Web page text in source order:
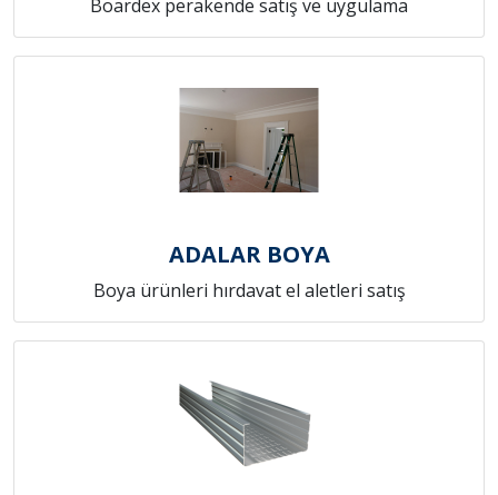
Boardex perakende satış ve uygulama
ADALAR BOYA
Boya ürünleri hırdavat el aletleri satış